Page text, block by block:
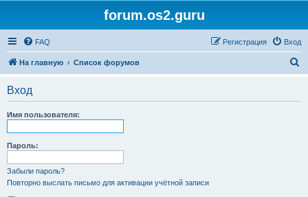
forum.os2.guru
FAQ Вход
Регистрация
На главную Список форумов
Вход
Имя пользователя:
Пароль:
Забыли пароль?
Повторно выслать письмо для активации учётной записи